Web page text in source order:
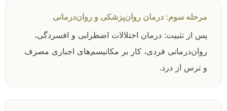
مرحله سوم: درمان روان‌پزشکی و روان‌درمانی
پس از تثبیت: درمان اختلالات اضطرابی و افسردگی،
روان‌درمانی فردی، کار بر مکانیسم‌های اجباری مصرف
و ترس از درد.